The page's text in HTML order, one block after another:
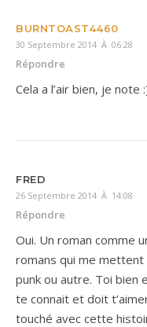
BURNTOAST4460
30 Septembre 2014 À 06:28
Répondre
Cela a l’air bien, je note
FRED
26 Septembre 2014 À 14:08
Répondre
Oui. Un roman comme
romans qui me mettent
punk ou autre. Toi bien
te connait et doit
touché avec cette